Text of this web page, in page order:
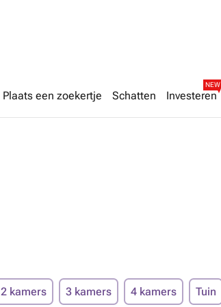
Plaats een zoekertje Schatten Investeren
NEW
2 kamers 3 kamers 4 kamers Tuin